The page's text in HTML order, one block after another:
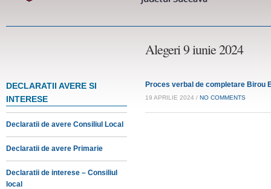
Alegeri 9 iunie 2024
DECLARATII AVERE SI
INTERESE
Declaratii de avere Consiliul Local
Declaratii de avere Primarie
Declaratii de interese – Consiliul
local
Proces verbal de completare Birou
19 APRILIE 2024 / NO COMMENTS